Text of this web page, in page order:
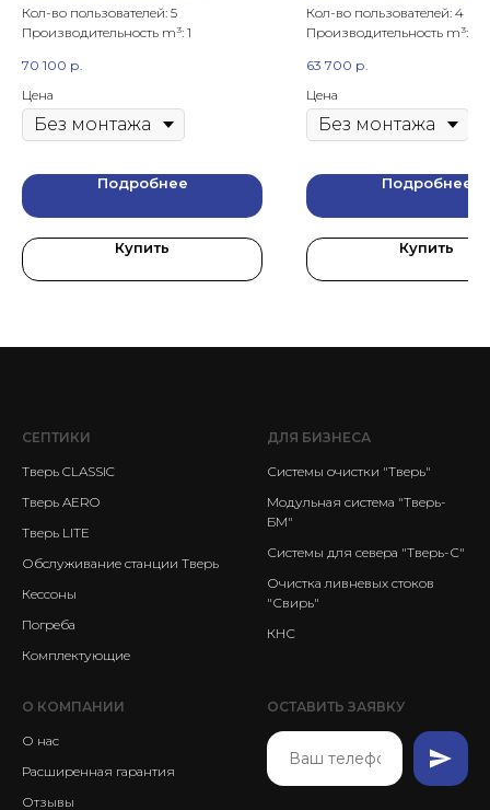
Кол-во пользователей: 5
Производительность m³: 1
70 100 р.
Цена
Подробнее
Купить
Кол-во пользователей: 4
Производительность m³: 0,8
63 700 р.
Цена
Подробнее
Купить
СЕПТИКИ
Тверь CLASSIC
Тверь AERO
Тверь LITE
Обслуживание станции Тверь
Кессоны
Погреба
Комплектующие
ДЛЯ БИЗНЕСА
Системы очистки "Тверь"
Модульная система "Тверь-
БМ"
Системы для севера "Тверь-С"
Очистка ливневых стоков
"Свирь"
КНС
О КОМПАНИИ
О нас
Расширенная гарантия
Отзывы
ОСТАВИТЬ ЗАЯВКУ